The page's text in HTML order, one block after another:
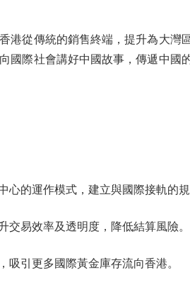
從傳統的銷售終端，提升為大灣
國際社會講好中國故事，傳遞中國
的運作模式，建立與國際接軌的規
易效率及透明度，降低結算風險。
引更多國際黃金庫存流向香港。